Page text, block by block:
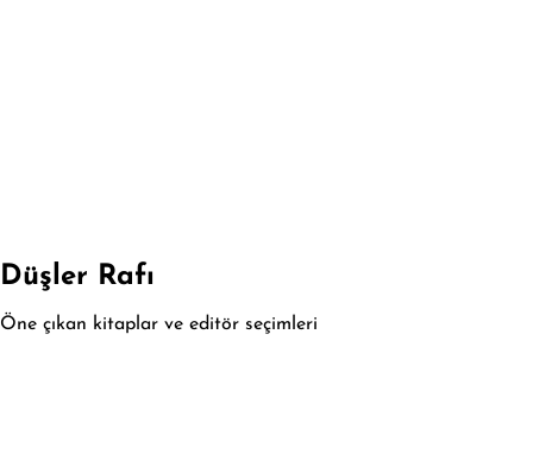
Düşler Rafı
Öne çıkan kitaplar ve editör seçimleri